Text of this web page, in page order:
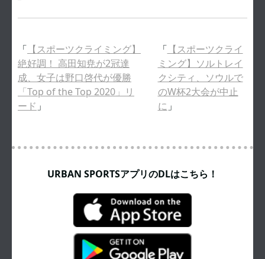
「 【スポーツクライミング】
絶好調！ 高田知尭が2冠達
成、女子は野口啓代が優勝
「Top of the Top 2020」リ
ード 」
「 【スポーツクライ
ミング】ソルトレイ
クシティ、ソウルで
のW杯2大会が中止
に 」
URBAN SPORTSアプリのDLはこちら！